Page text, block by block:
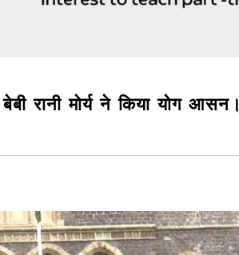
रानी मोर्य ने किया योग आसन।